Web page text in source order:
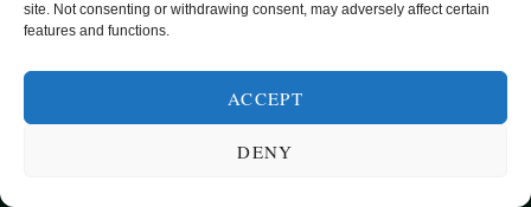
site. Not consenting or withdrawing consent, may adversely affect certain
features and functions.
ACCEPT
DENY
KATEGORIER
POPULÆRE OPPSKRIFTER
SMARTE MATVALG OM